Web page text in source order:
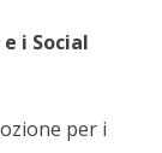
i Social
per i